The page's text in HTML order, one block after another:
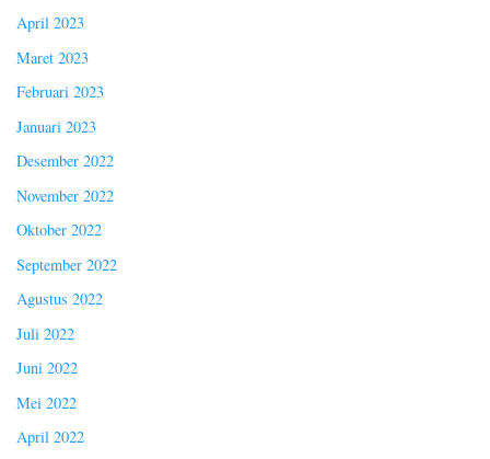
April 2023
Maret 2023
Februari 2023
Januari 2023
Desember 2022
November 2022
Oktober 2022
September 2022
Agustus 2022
Juli 2022
Juni 2022
Mei 2022
April 2022